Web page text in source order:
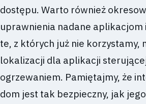
dostępu. Warto również
uprawnienia nadane aplikacjom
te, z których już nie korzystamy,
lokalizacji dla aplikacji
ogrzewaniem. Pamiętajmy, że
dom jest tak bezpieczny, jak